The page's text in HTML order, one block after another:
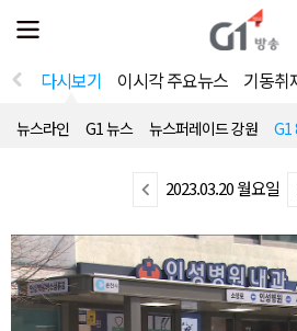
전
체
뉴
열
다시보기 이시각 주요뉴스 기동취
뉴스라인 G1 뉴스 뉴스퍼레이드 강원 G1
이
스
2023.03.20 월요일
뉴
스